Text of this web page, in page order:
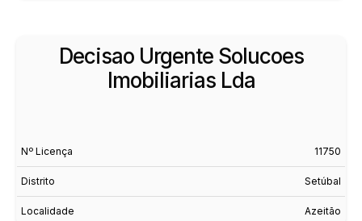
Decisao Urgente Solucoes
Imobiliarias Lda
Nº Licença 11750
Distrito Setúbal
Localidade Azeitão